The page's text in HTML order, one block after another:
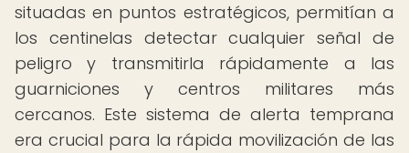
situadas en puntos estratégicos, permitían a
los centinelas detectar cualquier señal de
peligro y transmitirla rápidamente a las
guarniciones y centros militares más
cercanos. Este sistema de alerta temprana
era crucial para la rápida movilización de las